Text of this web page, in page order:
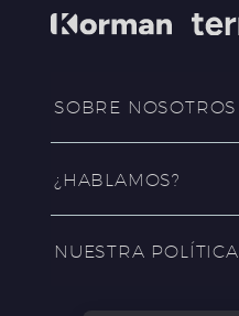
SOBRE NOSOTROS
¿HABLAMOS?
NUESTRA POLÍTICA